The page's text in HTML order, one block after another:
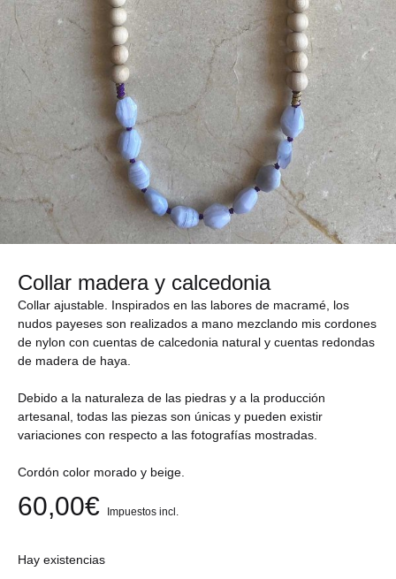
Collar madera y calcedonia
Collar ajustable. Inspirados en las labores de macramé, los
nudos payeses son realizados a mano mezclando mis cordones
de nylon con cuentas de calcedonia natural y cuentas redondas
de madera de haya.
Debido a la naturaleza de las piedras y a la producción
artesanal, todas las piezas son únicas y pueden existir
variaciones con respecto a las fotografías mostradas.
Cordón color morado y beige.
60,00€ Impuestos incl.
Hay existencias